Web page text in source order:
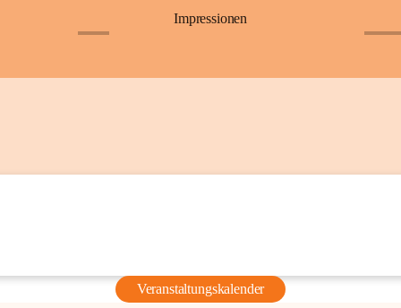
Impressionen
Veranstaltungskalender